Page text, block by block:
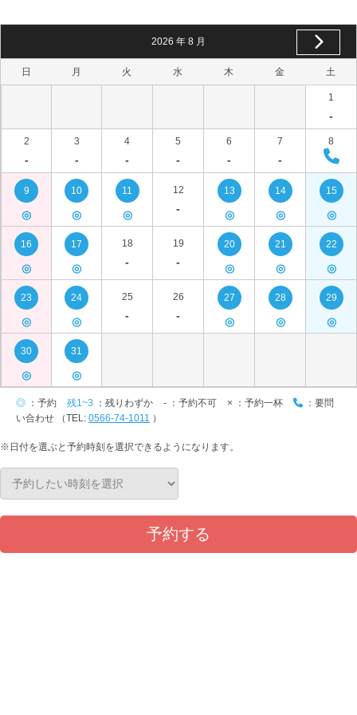
2026 年 8 月
日 月 火 水 木 金 土
1
-
2
-
3
-
4
-
5
-
6
-
7
-
8
9
◎
10
◎
11
◎
12
-
13
◎
14
◎
15
◎
16
◎
17
◎
18
-
19
-
20
◎
21
◎
22
◎
23
◎
24
◎
25
-
26
-
27
◎
28
◎
29
◎
30
◎
31
◎
◎ ：予約 残1~3 ：残りわずか - ：予約不可 × ：予約一杯
：要問
い合わせ （TEL: 0566-74-1011 ）
※日付を選ぶと予約時刻を選択できるようになります。
予約する